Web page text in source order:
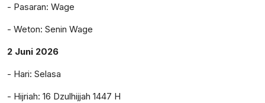
- Pasaran: Wage
- Weton: Senin Wage
2 Juni 2026
- Hari: Selasa
- Hijriah: 16 Dzulhijjah 1447 H